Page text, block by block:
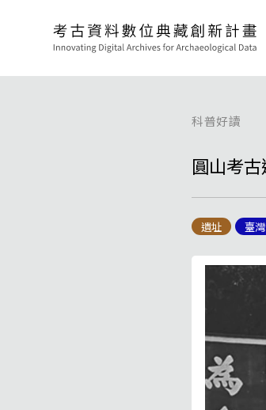
科普好讀
圓山考
遺址 臺灣